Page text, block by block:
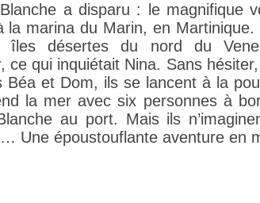
Blanche a disparu : le magnifique
la marina du Marin, en
îles désertes du nord du
ce qui inquiétait Nina. Sans
Béa et Dom, ils se lancent à la
la mer avec six personnes à
Blanche au port. Mais ils
Une époustouflante aventure en